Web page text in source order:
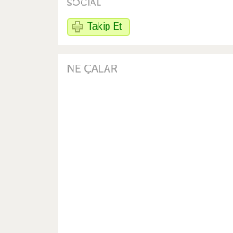
Takip Et